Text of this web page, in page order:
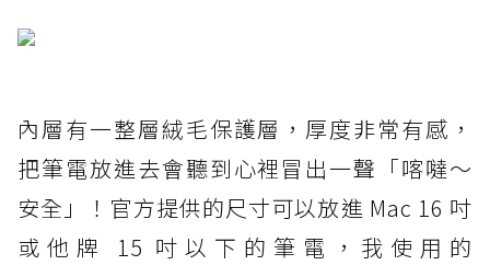
內層有一整層絨毛保護層，厚度非常有感，
把筆電放進去會聽到心裡冒出一聲「喀噠～
安全」！官方提供的尺寸可以放進 Mac 16 吋
或他牌 15 吋以下的筆電，我使用的